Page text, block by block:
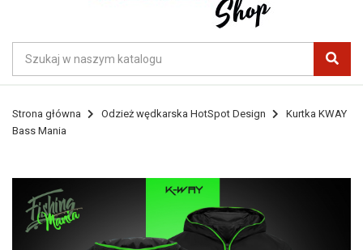
Strona główna Odzież wędkarska HotSpot Design
Kurtka KWAY
Bass Mania